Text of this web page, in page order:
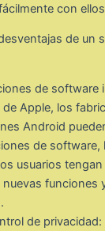
con
de un
de software
de Apple, los
Android
de software,
usuarios
nuevas funciones
de